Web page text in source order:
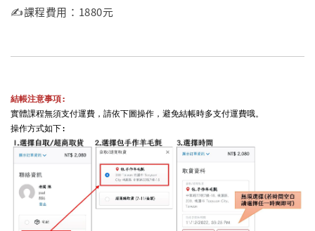
✍️課程費用：1880元
結帳注意事項:
實體課程無須支付運費，請依下圖操作，避免結帳時多支付運費哦。